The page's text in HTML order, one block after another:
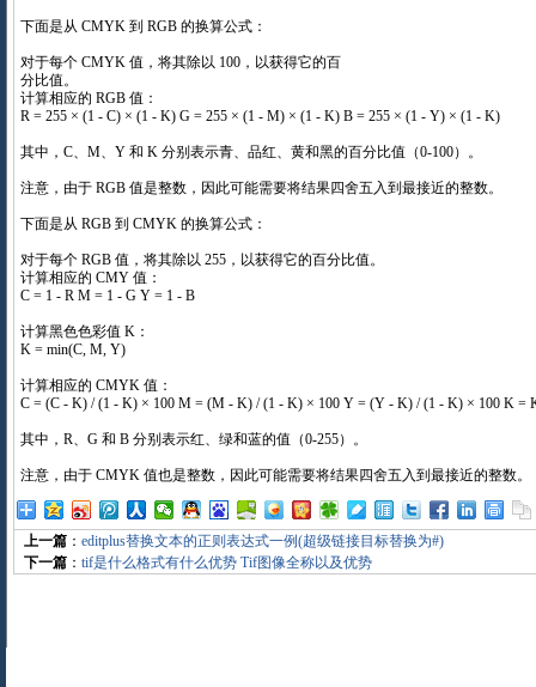
下面是从 CMYK 到 RGB 的换算公式：
对于每个 CMYK 值，将其除以 100，以获得它的百
分比值。
计算相应的 RGB 值：
R = 255 × (1 - C) × (1 - K) G = 255 × (1 - M) × (1 - K) B = 255 × (1 - Y) × (1 - K)
其中，C、M、Y 和 K 分别表示青、品红、黄和黑的百分比值（0-100）。
注意，由于 RGB 值是整数，因此可能需要将结果四舍五入到最接近的整数。
下面是从 RGB 到 CMYK 的换算公式：
对于每个 RGB 值，将其除以 255，以获得它的百分比值。
计算相应的 CMY 值：
C = 1 - R M = 1 - G Y = 1 - B
计算黑色色彩值 K：
K = min(C, M, Y)
计算相应的 CMYK 值：
C = (C - K) / (1 - K) × 100 M = (M - K) / (1 - K) × 100 Y = (Y - K) / (1 - K) × 100 K =
其中，R、G 和 B 分别表示红、绿和蓝的值（0-255）。
注意，由于 CMYK 值也是整数，因此可能需要将结果四舍五入到最接近的整数。
上一篇 ： editplus替换文本的正则表达式一例(超级链接目标替换为#)
下一篇 ： tif是什么格式有什么优势 Tif图像全称以及优势